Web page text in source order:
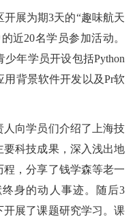
开展为期3天的“趣味航天
近20名学员参加活动。
少年学员开设包括Python
背景软件开发以及Pr软
向学员们介绍了上海技
科技成果，深入浅出地
，分享了钱学森等老一
身的动人事迹。随后3
展了课题研究学习。课